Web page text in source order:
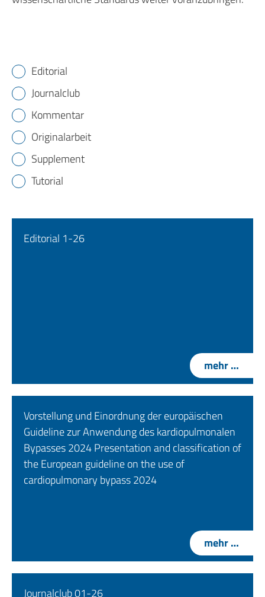
Editorial
Journalclub
Kommentar
Originalarbeit
Supplement
Tutorial
Editorial 1-26
mehr …
Vorstellung und Einordnung der europäischen
Guideline zur Anwendung des kardiopulmonalen
Bypasses 2024 Presentation and classification of
the European guideline on the use of
cardiopulmonary bypass 2024
mehr …
Journalclub 01-26